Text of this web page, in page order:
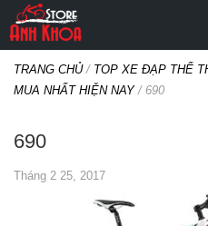
TRANG CHỦ/ TOP XE ĐẠP THỂ
MUA NHẤT HIỆN NAY/ 690
690
Tháng 2 25, 2017